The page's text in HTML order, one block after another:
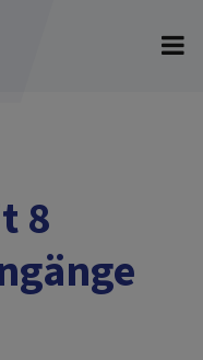
8